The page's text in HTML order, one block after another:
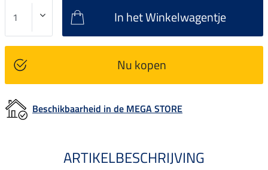
In het Winkelwagentje
Nu kopen
Beschikbaarheid in de MEGA STORE
ARTIKELBESCHRIJVING